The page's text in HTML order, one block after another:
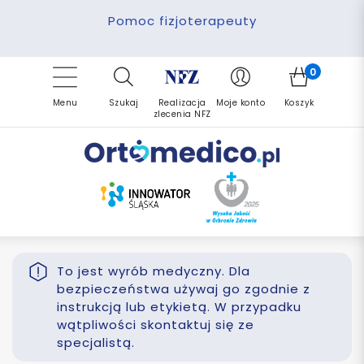
Darmowa dostawa
Pomoc fizjoterapeuty
Finansowanie PFRON
Refundacja NFZ
Zrealizuj zlecenie ponownie
Menu Szukaj
Realizacja
zlecenia NFZ
Moje konto
0
Koszyk
To jest wyrób medyczny. Dla
bezpieczeństwa używaj go zgodnie z
instrukcją lub etykietą. W przypadku
wątpliwości skontaktuj się ze
specjalistą.